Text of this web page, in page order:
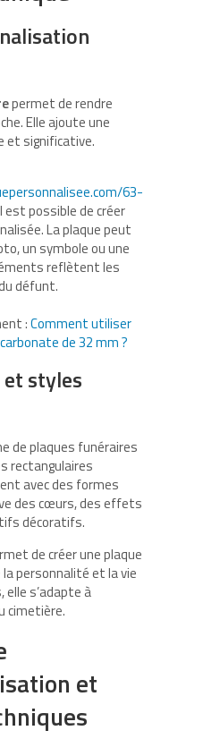
permet de rendre
Elle ajoute une
et significative.
63-
est possible de créer
La plaque peut
un symbole ou une
reflètent les
défunt.
:Comment utiliser
de 32 mm ?
styles
de plaques funéraires
rectangulaires
avec des formes
des cœurs, des effets
décoratifs.
de créer une plaque
personnalité et la vie
elle s’adapte à
cimetière.
et